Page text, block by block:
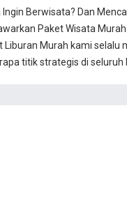
Ingin Berwisata? Dan
Paket Wisata
Liburan Murah kami selalu
titik strategis di seluruh